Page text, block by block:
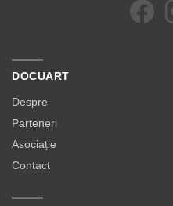
DOCUART
Despre
Parteneri
Asociație
Contact